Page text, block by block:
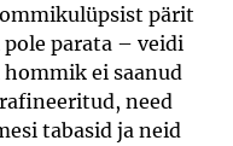
pärit
parata – veidi
hommik ei saanud
need
tabasid ja neid